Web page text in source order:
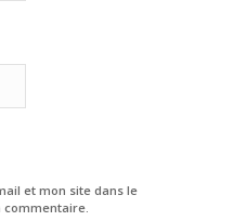
et mon site dans le